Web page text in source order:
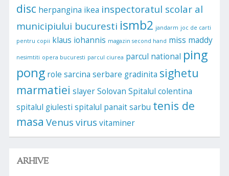
disc herpangina ikea inspectoratul scolar al
municipiului bucuresti ismb2 jandarm joc de carti
pentru copii klaus iohannis magazin second hand miss maddy
nesimtiti opera bucuresti parcul ciurea parcul national ping
pong role sarcina serbare gradinita sighetu
marmatiei slayerSolovan Spitalul colentina
spitalul giulesti spitalul panait sarbu tenis de
masa Venus virus vitaminer
ARHIVE